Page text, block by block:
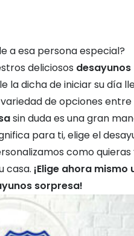
a esa persona especial?
deliciosos desayunos
la dicha de iniciar su día
de opciones entre
sin duda es una gran
para ti, elige el
como
casa. ¡Elige ahora mismo
sorpresa!